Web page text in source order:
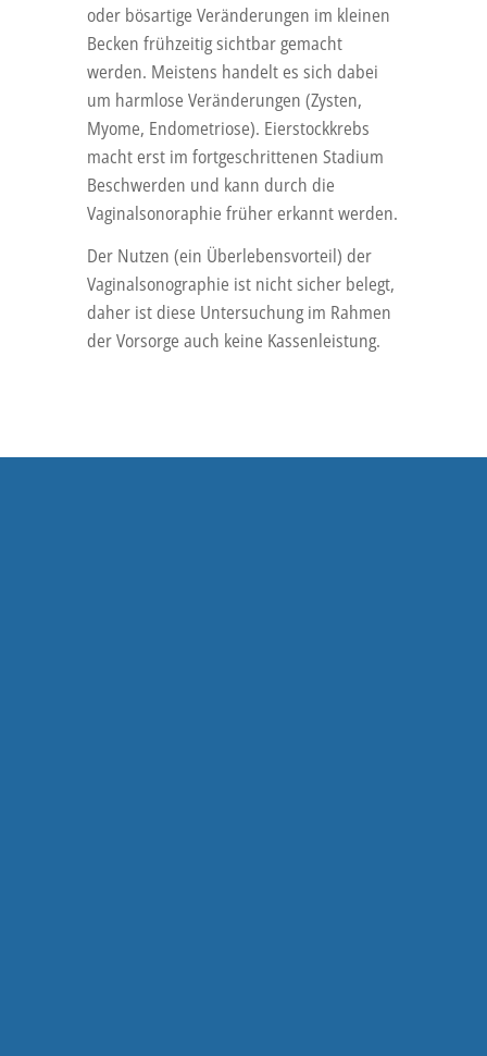
oder bösartige Veränderungen im kleinen
Becken frühzeitig sichtbar gemacht
werden. Meistens handelt es sich dabei
um harmlose Veränderungen (Zysten,
Myome, Endometriose). Eierstockkrebs
macht erst im fortgeschrittenen Stadium
Beschwerden und kann durch die
Vaginalsonoraphie früher erkannt werden.
Der Nutzen (ein Überlebensvorteil) der
Vaginalsonographie ist nicht sicher belegt,
daher ist diese Untersuchung im Rahmen
der Vorsorge auch keine Kassenleistung.